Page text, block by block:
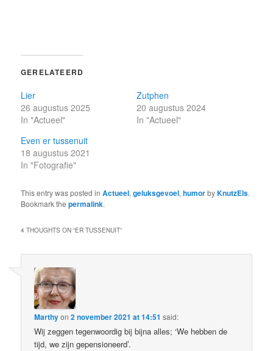
GERELATEERD
Lier
26 augustus 2025
In "Actueel"
Zutphen
20 augustus 2024
In "Actueel"
Even er tussenuit
18 augustus 2021
In "Fotografie"
This entry was posted inActueel,geluksgevoel,humorbyKnutzEls.
Bookmark thepermalink.
4 THOUGHTS ON “ER TUSSENUIT”
Marthyon2 november 2021 at 14:51 said:
Wij zeggen tegenwoordig bij bijna alles; ‘We hebben de
tijd, we zijn gepensioneerd’.